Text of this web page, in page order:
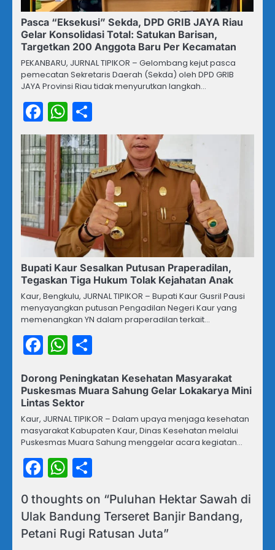
Pasca “Eksekusi” Sekda, DPD GRIB JAYA Riau
Gelar Konsolidasi Total: Satukan Barisan,
Targetkan 200 Anggota Baru Per Kecamatan
PEKANBARU, JURNAL TIPIKOR – Gelombang kejut pasca
pemecatan Sekretaris Daerah (Sekda) oleh DPD GRIB
JAYA Provinsi Riau tidak menyurutkan langkah…
Facebook
WhatsApp
Bupati Kaur Sesalkan Putusan Praperadilan,
Tegaskan Tiga Hukum Tolak Kejahatan Anak
Kaur, Bengkulu, JURNAL TIPIKOR – Bupati Kaur Gusril Pausi
menyayangkan putusan Pengadilan Negeri Kaur yang
memenangkan YN dalam praperadilan terkait…
Facebook
WhatsApp
Dorong Peningkatan Kesehatan Masyarakat
Puskesmas Muara Sahung Gelar Lokakarya Mini
Lintas Sektor
Kaur, JURNAL TIPIKOR – Dalam upaya menjaga kesehatan
masyarakat Kabupaten Kaur, Dinas Kesehatan melalui
Puskesmas Muara Sahung menggelar acara kegiatan…
Facebook
WhatsApp
0 thoughts on “Puluhan Hektar Sawah di
Ulak Bandung Terseret Banjir Bandang,
Petani Rugi Ratusan Juta”